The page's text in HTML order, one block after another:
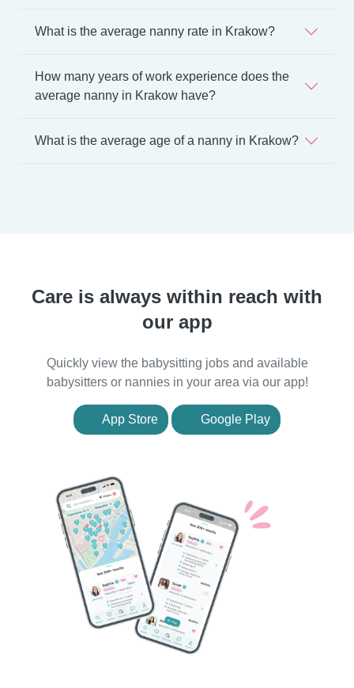
What is the average nanny rate in Krakow?
How many years of work experience does the
average nanny in Krakow have?
What is the average age of a nanny in Krakow?
Care is always within reach with
our app
Quickly view the babysitting jobs and available
babysitters or nannies in your area via our app!
App Store Google Play